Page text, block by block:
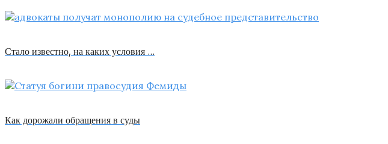
Стало известно, на каких условия …
Как дорожали обращения в суды